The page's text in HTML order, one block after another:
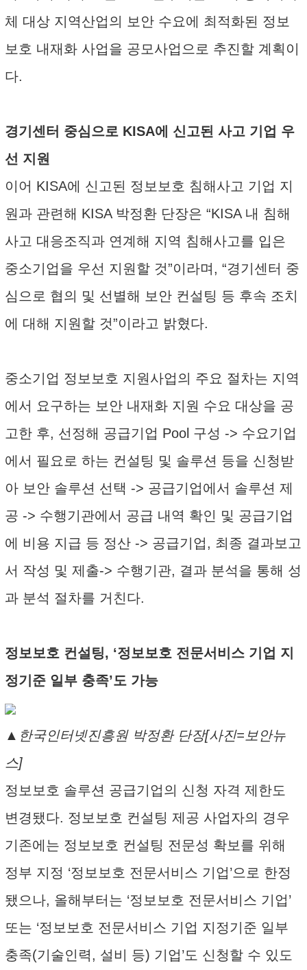
체 대상 지역산업의 보안 수요에 최적화된 정보
보호 내재화 사업을 공모사업으로 추진할 계획이
다.
경기센터 중심으로 KISA에 신고된 사고 기업 우
선 지원
이어 KISA에 신고된 정보보호 침해사고 기업 지
원과 관련해 KISA 박정환 단장은 “KISA 내 침해
사고 대응조직과 연계해 지역 침해사고를 입은
중소기업을 우선 지원할 것”이라며, “경기센터 중
심으로 협의 및 선별해 보안 컨설팅 등 후속 조치
에 대해 지원할 것”이라고 밝혔다.
중소기업 정보보호 지원사업의 주요 절차는 지역
에서 요구하는 보안 내재화 지원 수요 대상을 공
고한 후, 선정해 공급기업 Pool 구성 -> 수요기업
에서 필요로 하는 컨설팅 및 솔루션 등을 신청받
아 보안 솔루션 선택 -> 공급기업에서 솔루션 제
공 -> 수행기관에서 공급 내역 확인 및 공급기업
에 비용 지급 등 정산 -> 공급기업, 최종 결과보고
서 작성 및 제출-> 수행기관, 결과 분석을 통해 성
과 분석 절차를 거친다.
정보보호 컨설팅, ‘정보보호 전문서비스 기업 지
정기준 일부 충족’도 가능
▲한국인터넷진흥원 박정환 단장[사진=보안뉴
스]
정보보호 솔루션 공급기업의 신청 자격 제한도
변경됐다. 정보보호 컨설팅 제공 사업자의 경우
기존에는 정보보호 컨설팅 전문성 확보를 위해
정부 지정 ‘정보보호 전문서비스 기업’으로 한정
됐으나, 올해부터는 ‘정보보호 전문서비스 기업’
또는 ‘정보보호 전문서비스 기업 지정기준 일부
충족(기술인력, 설비 등) 기업’도 신청할 수 있도